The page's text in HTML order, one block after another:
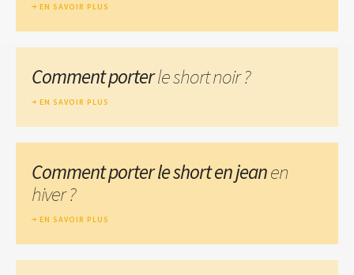
EN SAVOIR PLUS
Comment porterle short noir ?
EN SAVOIR PLUS
Comment porter le short en jeanen
hiver ?
EN SAVOIR PLUS